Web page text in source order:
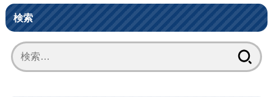
検索
索: